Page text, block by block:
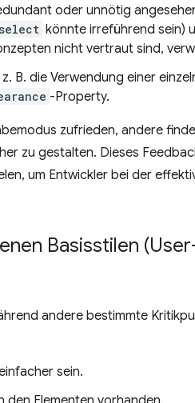
oder unnötig
könnte irreführend sein)
nicht vertraut sind,
B. die Verwendung einer
-Property.
zufrieden, andere
zu gestalten. Dieses
um Entwickler bei der
Basisstilen
andere bestimmte
sein.